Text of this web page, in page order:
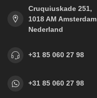
Cruquiuskade 251,
1018 AM Amsterdam
Nederland
+31 85 060 27 98
+31 85 060 27 98